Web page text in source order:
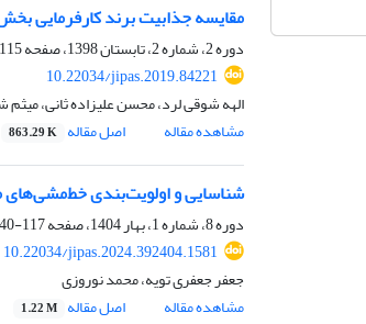
مقایسه جذابیت برند کارفرمایی
دوره 2، شماره 2، تابستان 1398، صفحه
115-129
10.22034/jipas.2019.84221
الهه شوقی لرد، محسن علیزاده ثانی،
مشاهده مقاله
اصل مقاله 863.29 K
شناسایی و اولویت‌بندی
دوره 8، شماره 1، بهار 1404، صفحه
117-140
10.22034/jipas.2024.392404.1581
جعفر جعفری تویه، محمد نوروزی
مشاهده مقاله
اصل مقاله 1.22 M